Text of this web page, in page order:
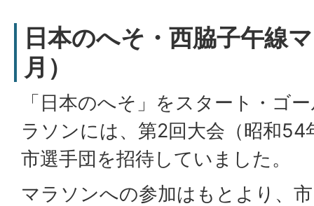
日本のへそ・西脇子午線
月）
「日本のへそ」をスタート・ゴ
ラソンには、第2回大会（昭和54
市選手団を招待していました。
マラソンへの参加はもとより、